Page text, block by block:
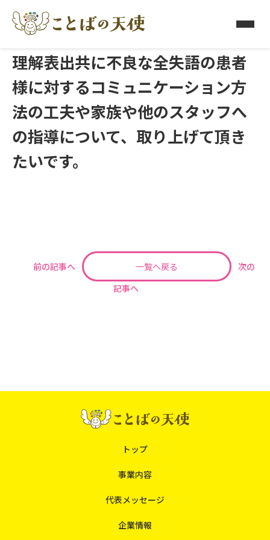
理解表出共に不良な全失語の患者
様に対するコミュニケーション方
法の工夫や家族や他のスタッフへ
の指導について、取り上げて頂き
たいです。
前の記事へ 一覧へ戻る
次の
記事へ
トップ
事業内容
代表メッセージ
企業情報